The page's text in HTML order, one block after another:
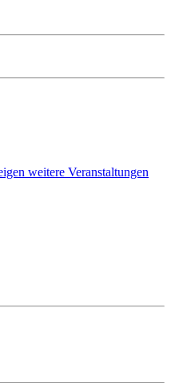
weitere Veranstaltungen